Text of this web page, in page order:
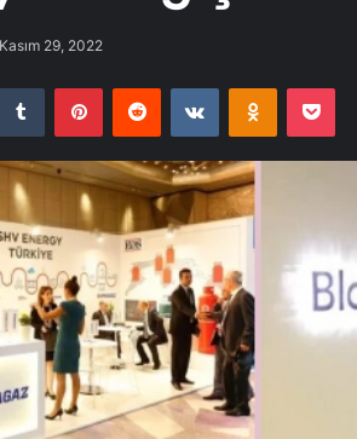
Kasım 29, 2022
Tumblr PinterestReddit VKontakte